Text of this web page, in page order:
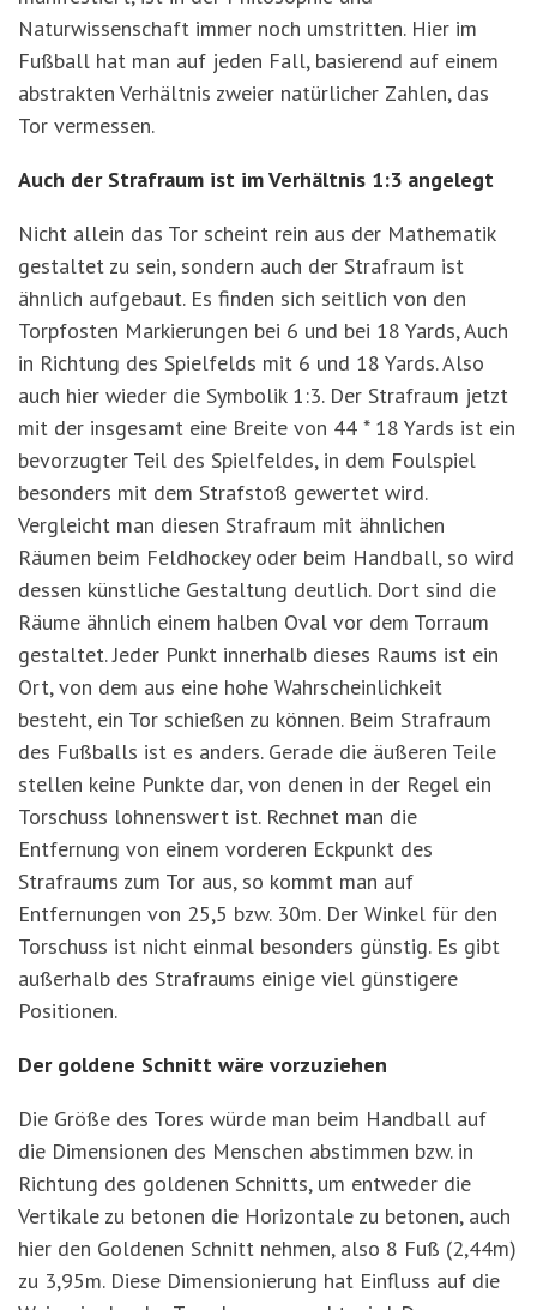
Naturwissenschaft immer noch umstritten. Hier im
Fußball hat man auf jeden Fall, basierend auf einem
abstrakten Verhältnis zweier natürlicher Zahlen, das
Tor vermessen.
Auch der Strafraum ist im Verhältnis 1:3 angelegt
Nicht allein das Tor scheint rein aus der Mathematik
gestaltet zu sein, sondern auch der Strafraum ist
ähnlich aufgebaut. Es finden sich seitlich von den
Torpfosten Markierungen bei 6 und bei 18 Yards, Auch
in Richtung des Spielfelds mit 6 und 18 Yards. Also
auch hier wieder die Symbolik 1:3. Der Strafraum jetzt
mit der insgesamt eine Breite von 44 * 18 Yards ist ein
bevorzugter Teil des Spielfeldes, in dem Foulspiel
besonders mit dem Strafstoß gewertet wird.
Vergleicht man diesen Strafraum mit ähnlichen
Räumen beim Feldhockey oder beim Handball, so wird
dessen künstliche Gestaltung deutlich. Dort sind die
Räume ähnlich einem halben Oval vor dem Torraum
gestaltet. Jeder Punkt innerhalb dieses Raums ist ein
Ort, von dem aus eine hohe Wahrscheinlichkeit
besteht, ein Tor schießen zu können. Beim Strafraum
des Fußballs ist es anders. Gerade die äußeren Teile
stellen keine Punkte dar, von denen in der Regel ein
Torschuss lohnenswert ist. Rechnet man die
Entfernung von einem vorderen Eckpunkt des
Strafraums zum Tor aus, so kommt man auf
Entfernungen von 25,5 bzw. 30m. Der Winkel für den
Torschuss ist nicht einmal besonders günstig. Es gibt
außerhalb des Strafraums einige viel günstigere
Positionen.
Der goldene Schnitt wäre vorzuziehen
Die Größe des Tores würde man beim Handball auf
die Dimensionen des Menschen abstimmen bzw. in
Richtung des goldenen Schnitts, um entweder die
Vertikale zu betonen die Horizontale zu betonen, auch
hier den Goldenen Schnitt nehmen, also 8 Fuß (2,44m)
zu 3,95m. Diese Dimensionierung hat Einfluss auf die